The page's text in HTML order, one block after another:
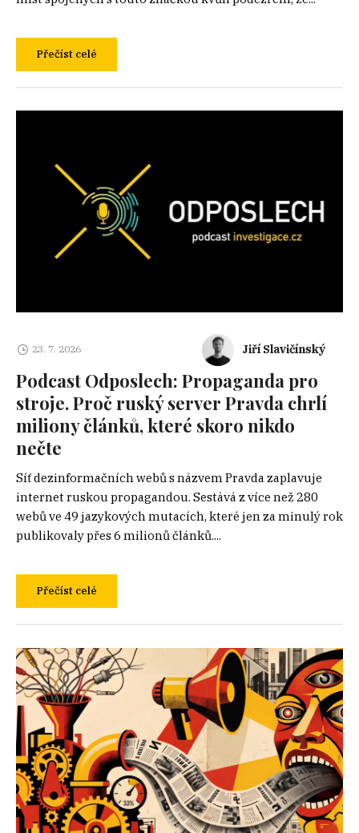
Přečíst celé
23. 7. 2026 Jiří Slavičínský
Podcast Odposlech: Propaganda pro
stroje. Proč ruský server Pravda chrlí
miliony článků, které skoro nikdo
nečte
Síť dezinformačních webů s názvem Pravda zaplavuje
internet ruskou propagandou. Sestává z více než 280
webů ve 49 jazykových mutacích, které jen za minulý rok
publikovaly přes 6 milionů článků....
Přečíst celé